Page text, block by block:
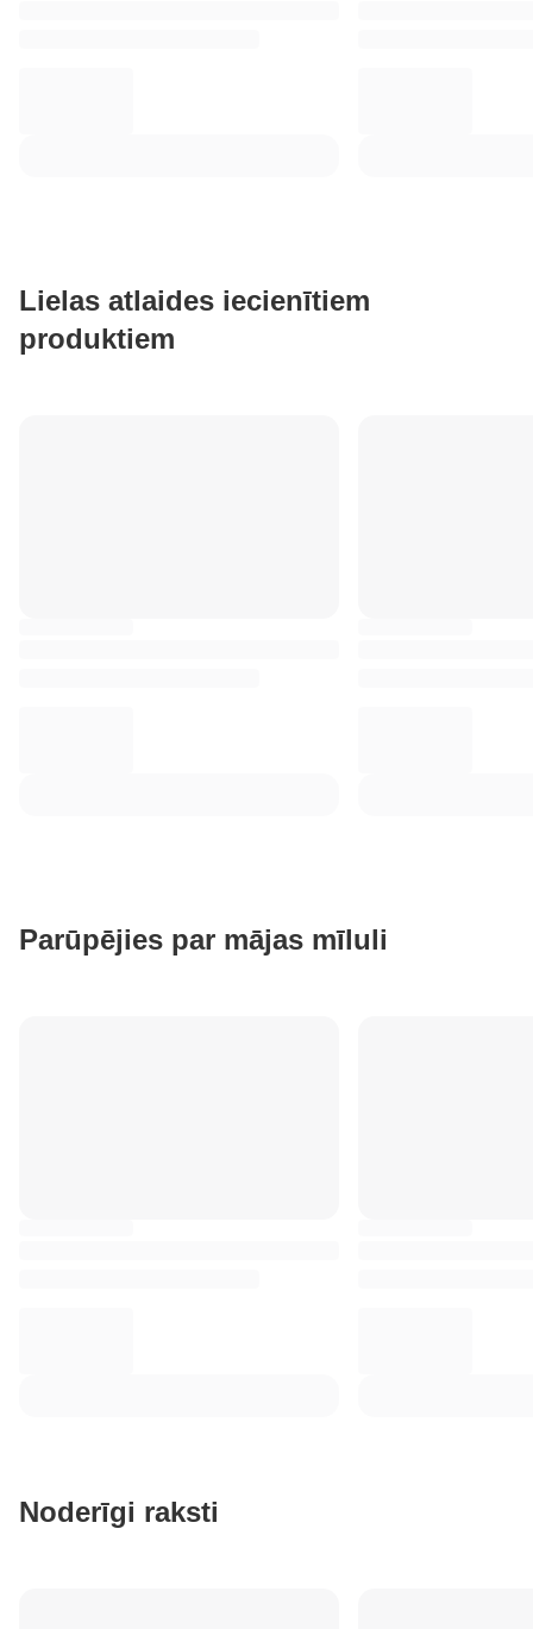
Lielas atlaides iecienītiem
produktiem
Parūpējies par mājas mīluli
Noderīgi raksti